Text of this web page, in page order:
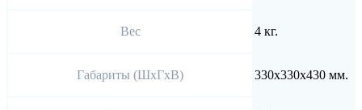
Вес 4 кг.
Габариты (ШхГхВ) 330х330х430 мм.